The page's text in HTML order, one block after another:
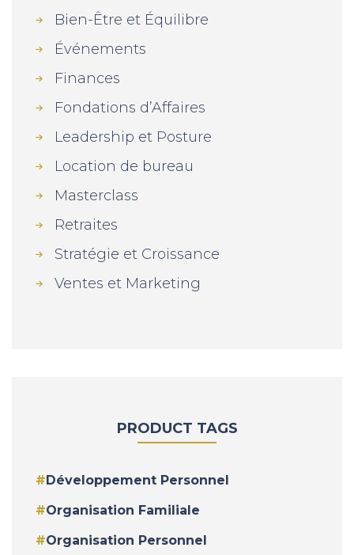
Bien-Être et Équilibre
Événements
Finances
Fondations d’Affaires
Leadership et Posture
Location de bureau
Masterclass
Retraites
Stratégie et Croissance
Ventes et Marketing
PRODUCT TAGS
Développement Personnel
Organisation Familiale
Organisation Personnel